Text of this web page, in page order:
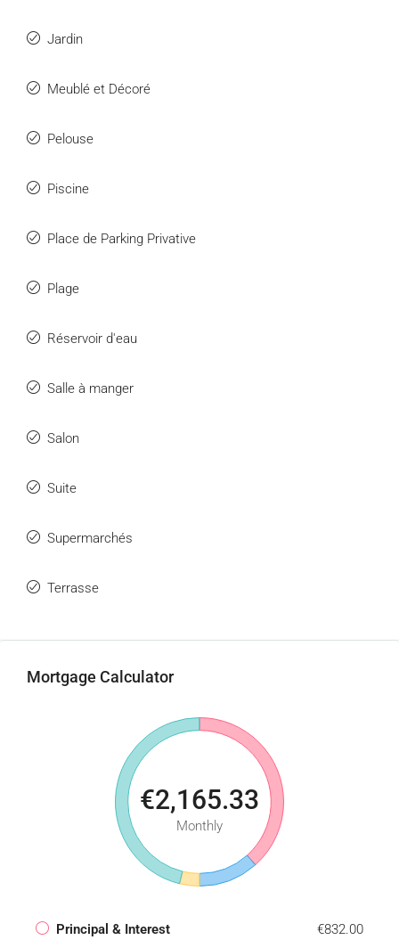
Jardin
Meublé et Décoré
Pelouse
Piscine
Place de Parking Privative
Plage
Réservoir d'eau
Salle à manger
Salon
Suite
Supermarchés
Terrasse
Mortgage Calculator
€2,165.33
Monthly
Principal & Interest €832.00